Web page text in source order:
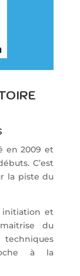
en 2009 et
C’est
la piste du
initiation et
du
à la